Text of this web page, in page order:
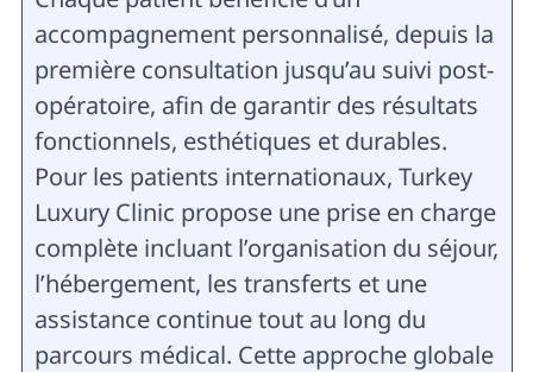
accompagnement personnalisé, depuis la
première consultation jusqu’au suivi post-
opératoire, afin de garantir des résultats
fonctionnels, esthétiques et durables.
Pour les patients internationaux, Turkey
Luxury Clinic propose une prise en charge
complète incluant l’organisation du séjour,
l’hébergement, les transferts et une
assistance continue tout au long du
parcours médical. Cette approche globale